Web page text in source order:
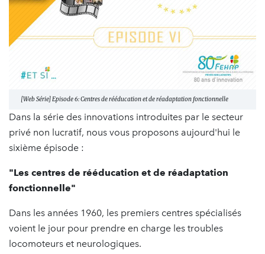
[Web Série] Episode 6: Centres de rééducation et de réadaptation fonctionnelle
Dans la série des innovations introduites par le secteur
privé non lucratif, nous vous proposons aujourd'hui le
sixième épisode :
"Les centres de rééducation et de réadaptation
fonctionnelle"
Dans les années 1960, les premiers centres spécialisés
voient le jour pour prendre en charge les troubles
locomoteurs et neurologiques.